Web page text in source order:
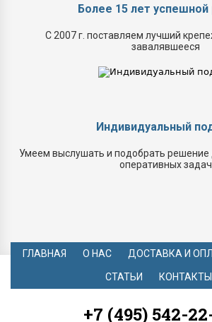
Более 15 лет
С 2007 г. поставляем лучший
завалявшееся
Индивидуальный
Умеем выслушать и подобрать
оперативных задач
ГЛАВНАЯ О НАС ДОСТАВКА И
СТАТЬИ КОНТАКТЫ
+7 (495) 542-